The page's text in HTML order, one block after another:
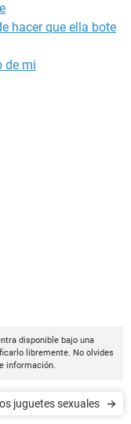
hacer que ella bote
de mi
disponible bajo una
libremente. No olvides
información.
juguetes sexuales